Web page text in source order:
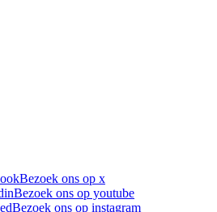
Bezoek ons op x
Bezoek ons op youtube
Bezoek ons op instagram